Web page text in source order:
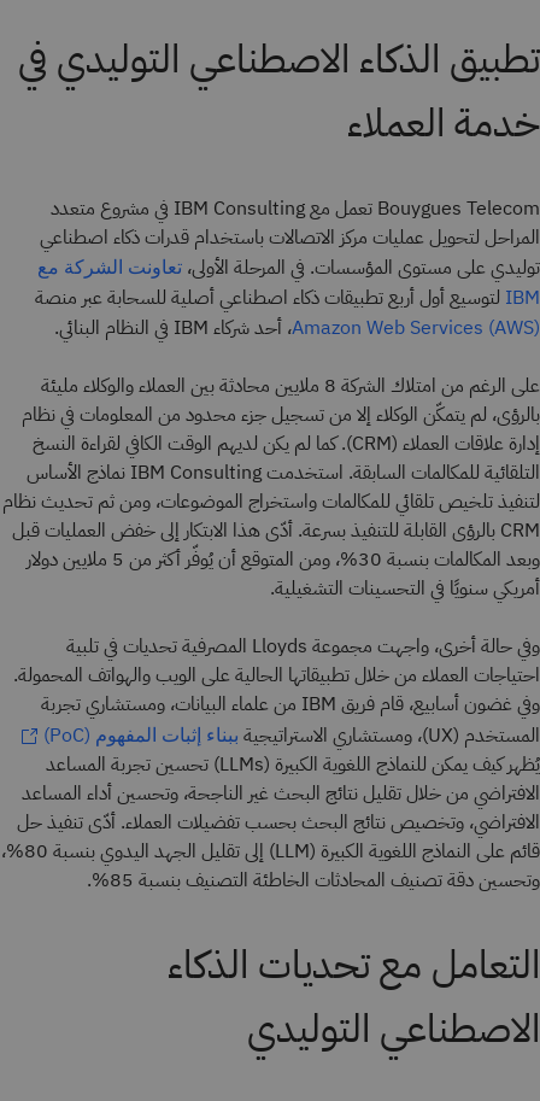
تطبيق الذكاء الاصطناعي التوليدي في
خدمة العملاء
Bouygues Telecom تعمل مع IBM Consulting في مشروع متعدد
المراحل لتحويل عمليات مركز الاتصالات باستخدام قدرات ذكاء اصطناعي
توليدي على مستوى المؤسسات. في المرحلة الأولى، تعاونت الشركة مع
IBM لتوسيع أول أربع تطبيقات ذكاء اصطناعي أصلية للسحابة عبر منصة
Amazon Web Services (AWS)، أحد شركاء IBM في النظام البنائي.
على الرغم من امتلاك الشركة 8 ملايين محادثة بين العملاء والوكلاء مليئة
بالرؤى، لم يتمكّن الوكلاء إلا من تسجيل جزء محدود من المعلومات في نظام
إدارة علاقات العملاء (CRM). كما لم يكن لديهم الوقت الكافي لقراءة النسخ
التلقائية للمكالمات السابقة. استخدمت IBM Consulting نماذج الأساس
لتنفيذ تلخيص تلقائي للمكالمات واستخراج الموضوعات، ومن ثم تحديث نظام
CRM بالرؤى القابلة للتنفيذ بسرعة. أدّى هذا الابتكار إلى خفض العمليات قبل
وبعد المكالمات بنسبة 30%، ومن المتوقع أن يُوفّر أكثر من 5 ملايين دولار
أمريكي سنويًا في التحسينات التشغيلية.
وفي حالة أخرى، واجهت مجموعة Lloyds المصرفية تحديات في تلبية
احتياجات العملاء من خلال تطبيقاتها الحالية على الويب والهواتف المحمولة.
وفي غضون أسابيع، قام فريق IBM من علماء البيانات، ومستشاري تجربة
المستخدم (UX)، ومستشاري الاستراتيجية
ببناء إثبات المفهوم (PoC)
يُظهر كيف يمكن للنماذج اللغوية الكبيرة (LLMs) تحسين تجربة المساعد
الافتراضي من خلال تقليل نتائج البحث غير الناجحة، وتحسين أداء المساعد
الافتراضي، وتخصيص نتائج البحث بحسب تفضيلات العملاء. أدّى تنفيذ حل
قائم على النماذج اللغوية الكبيرة (LLM) إلى تقليل الجهد اليدوي بنسبة 80%،
وتحسين دقة تصنيف المحادثات الخاطئة التصنيف بنسبة 85%.
التعامل مع تحديات الذكاء
الاصطناعي التوليدي